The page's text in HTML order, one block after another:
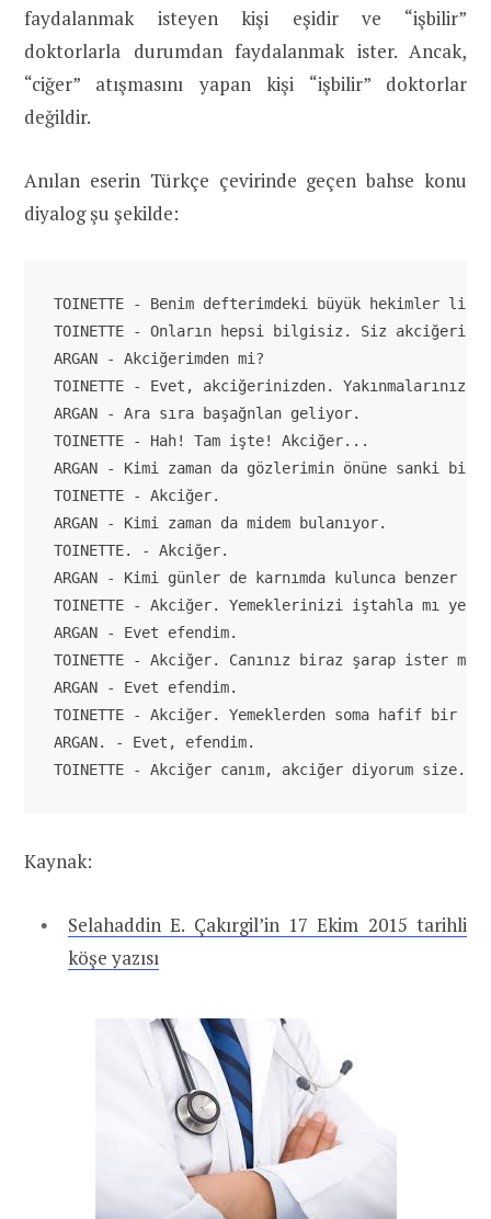
faydalanmak isteyen kişi eşidir ve “işbilir”
doktorlarla durumdan faydalanmak ister. Ancak,
“ciğer” atışmasını yapan kişi “işbilir” doktorlar
değildir.
Anılan eserin Türkçe çevirinde geçen bahse konu
diyalog şu şekilde:
TOINETTE - Benim defterimdeki büyük hekimler
TOINETTE - Onların hepsi bilgisiz. Siz
ARGAN - Akciğerimden mi?
TOINETTE - Evet, akciğerinizden. Yakınmalarınız
ARGAN - Ara sıra başağnlan geliyor.
TOINETTE - Hah! Tam işte! Akciğer...
ARGAN - Kimi zaman da gözlerimin önüne sanki
TOINETTE - Akciğer.
ARGAN - Kimi zaman da midem bulanıyor.
TOINETTE. - Akciğer.
ARGAN - Kimi günler de karnımda kulunca benzer
TOINETTE - Akciğer. Yemeklerinizi iştahla mı
ARGAN - Evet efendim.
TOINETTE - Akciğer. Canınız biraz şarap ister mi?
ARGAN - Evet efendim.
TOINETTE - Akciğer. Yemeklerden soma hafif bir
ARGAN. - Evet, efendim.
TOINETTE - Akciğer canım, akciğer diyorum
Kaynak:
Selahaddin E. Çakırgil’in 17 Ekim 2015 tarihli
köşe yazısı